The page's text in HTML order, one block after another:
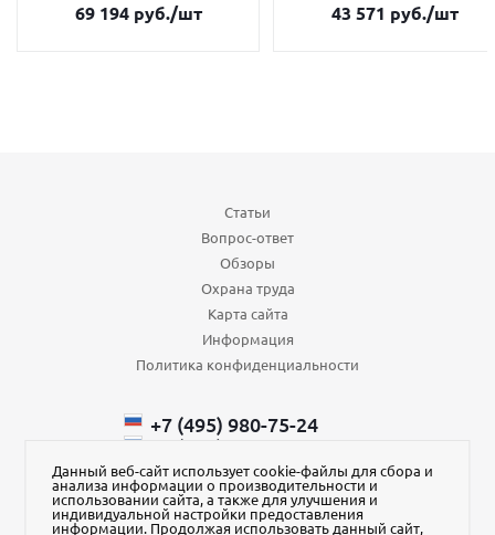
69 194руб./шт 43 571 руб./шт
Статьи
Вопрос-ответ
Обзоры
Охрана труда
Карта сайта
Информация
Политика конфиденциальности
+7 (495) 980-75-24
+7 (985) 110-66-64
+375 (29) ​750-43-88
order@aura-kvadrat.ru
Данный веб-сайт использует cookie-файлы для сбора и
анализа информации о производительности и
использовании сайта, а также для улучшения и
индивидуальной настройки предоставления
информации. Продолжая использовать данный сайт,